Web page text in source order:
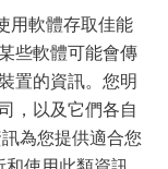
用軟體存取佳能
些軟體可能會傳
置的資訊。您明
，以及它們各自
為您提供適合您